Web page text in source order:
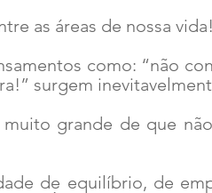
as áreas de nossa vida!
como: “não
surgem
grande de que
de equilíbrio, de